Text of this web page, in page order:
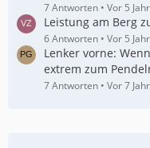
7 Antworten Vor 5
Leistung am Berg
6 Antworten Vor 5
Lenker vorne:
extrem zum
7 Antworten Vor 7